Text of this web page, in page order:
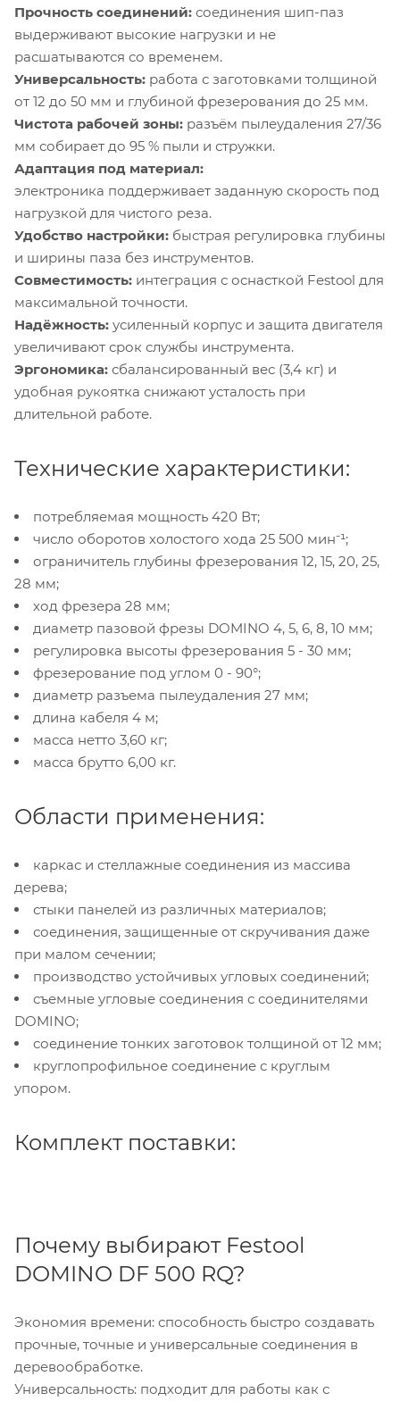
Прочность соединений: соединения шип-паз
выдерживают высокие нагрузки и не
расшатываются со временем.
Универсальность: работа с заготовками толщиной
от 12 до 50 мм и глубиной фрезерования до 25 мм.
Чистота рабочей зоны: разъём пылеудаления 27/36
мм собирает до 95 % пыли и стружки.
Адаптация под материал:
электроника поддерживает заданную скорость под
нагрузкой для чистого реза.
Удобство настройки: быстрая регулировка глубины
и ширины паза без инструментов.
Совместимость: интеграция с оснасткой Festool для
максимальной точности.
Надёжность: усиленный корпус и защита двигателя
увеличивают срок службы инструмента.
Эргономика: сбалансированный вес (3,4 кг) и
удобная рукоятка снижают усталость при
длительной работе.
Технические характеристики:
потребляемая мощность 420 Вт;
число оборотов холостого хода 25 500 мин⁻¹;
ограничитель глубины фрезерования 12, 15, 20, 25,
28 мм;
ход фрезера 28 мм;
диаметр пазовой фрезы DOMINO 4, 5, 6, 8, 10 мм;
регулировка высоты фрезерования 5 - 30 мм;
фрезерование под углом 0 - 90°;
диаметр разъема пылеудаления 27 мм;
длина кабеля 4 м;
масса нетто 3,60 кг;
масса брутто 6,00 кг.
Области применения:
каркас и стеллажные соединения из массива
дерева;
стыки панелей из различных материалов;
соединения, защищенные от скручивания даже
при малом сечении;
производство устойчивых угловых соединений;
съемные угловые соединения с соединителями
DOMINO;
соединение тонких заготовок толщиной от 12 мм;
круглопрофильное соединение с круглым
упором.
Комплект поставки:
Почему выбирают Festool
DOMINO DF 500 RQ?
Экономия времени: способность быстро создавать
прочные, точные и универсальные соединения в
деревообработке.
Универсальность: подходит для работы как с